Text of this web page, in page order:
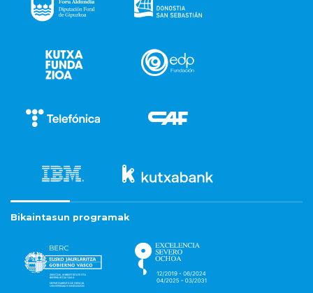
Bikaintasun programak